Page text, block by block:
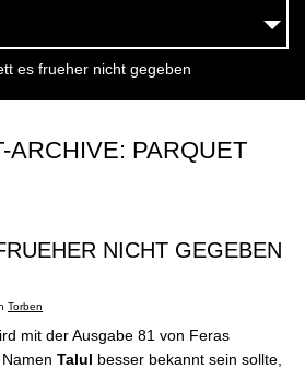
ARCHIVE: PARQUET
NICHT GEGEBEN
Torben
mit der Ausgabe 81 von Feras
Talul besser bekannt sein sollte,